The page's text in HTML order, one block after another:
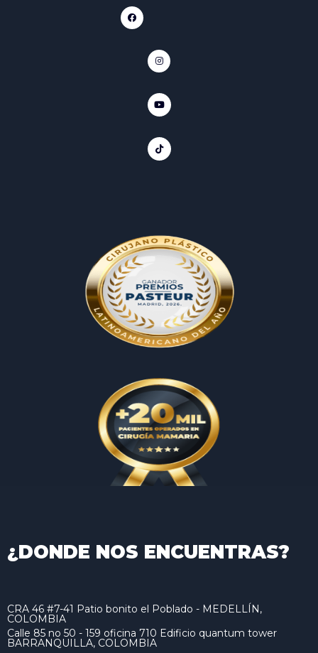
¿DONDE NOS ENCUENTRAS?
CRA 46 #7-41 Patio bonito el Poblado - MEDELLÍN,
COLOMBIA
Calle 85 no 50 - 159 oficina 710 Edificio quantum tower
BARRANQUILLA, COLOMBIA